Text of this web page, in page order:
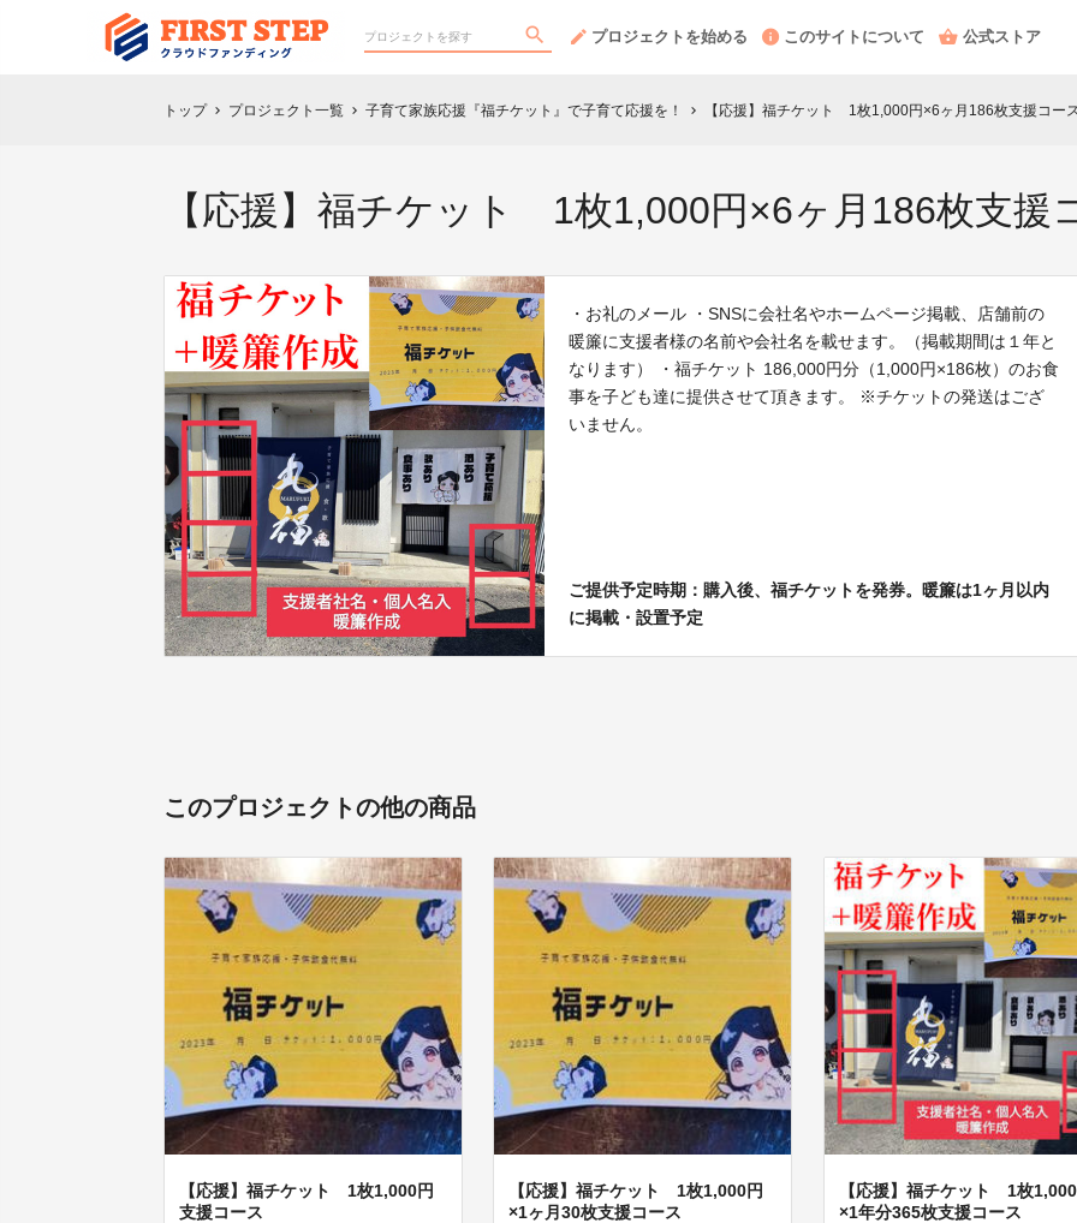
プロジェクトを始める このサイトについて 公式ストア
トップ chevron_right プロジェクト一覧 chevron_right 子育て家族応援『福チケット』で子育て応援を！ chevron_right 【応援】福チケット 1枚1,000円×6ヶ月186枚支援コー
【応援】福チケット 1枚1,000円×6ヶ月186枚支援
・お礼のメール ・SNSに会社名やホームページ掲載、店舗前の
暖簾に支援者様の名前や会社名を載せます。（掲載期間は１年と
なります） ・福チケット 186,000円分（1,000円×186枚）のお食
事を子ども達に提供させて頂きます。 ※チケットの発送はござ
いません。
ご提供予定時期：購入後、福チケットを発券。暖簾は1ヶ月以内
に掲載・設置予定
このプロジェクトの他の商品
【応援】福チケット 1枚1,000円
支援コース
【応援】福チケット 1枚1,000円
×1ヶ月30枚支援コース
【応援】福チケット 1枚
×1年分365枚支援コース